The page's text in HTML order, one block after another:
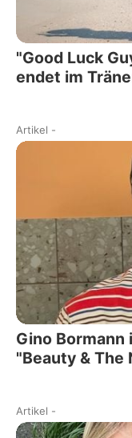
"Good Luck
endet im
Artikel -
Gino
"Beauty & The
Artikel -